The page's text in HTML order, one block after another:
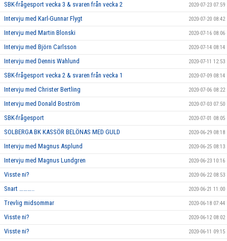
SBK-frågesport vecka 3 & svaren från vecka 2 2020-07-23 07:59
Intervju med Karl-Gunnar Flygt 2020-07-20 08:42
Intervju med Martin Blonski 2020-07-16 08:06
Intervju med Björn Carlsson 2020-07-14 08:14
Intervju med Dennis Wahlund 2020-07-11 12:53
SBK-frågesport vecka 2 & svaren från vecka 1 2020-07-09 08:14
Intervju med Christer Bertling 2020-07-06 08:22
Intervju med Donald Boström 2020-07-03 07:50
SBK-frågesport 2020-07-01 08:05
SOLBERGA BK KASSÖR BELÖNAS MED GULD 2020-06-29 08:18
Intervju med Magnus Asplund 2020-06-25 08:13
Intervju med Magnus Lundgren 2020-06-23 10:16
Visste ni? 2020-06-22 08:53
Snart ……….. 2020-06-21 11:00
Trevlig midsommar 2020-06-18 07:44
Visste ni? 2020-06-12 08:02
Visste ni? 2020-06-11 09:15